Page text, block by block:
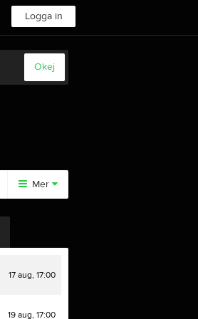
Logga in
Okej
Mer
17 aug, 17:00
19 aug, 17:00